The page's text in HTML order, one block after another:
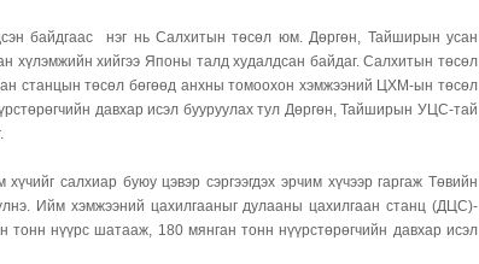
байдгаас нэг нь Салхитын төсөл юм. Дөргөн, Тайширын усан
хүлэмжийн хийгээ Японы талд худалдсан байдаг. Салхитын төсөл
станцын төсөл бөгөөд анхны томоохон хэмжээний ЦХМ-ын төсөл
давхар исэл бууруулах тул Дөргөн, Тайширын УЦС-тай
салхиар буюу цэвэр сэргээгдэх эрчим хүчээр гаргаж Төвийн
Ийм хэмжээний цахилгааныг дулааны цахилгаан станц (ДЦС)-
тонн нүүрс шатааж, 180 мянган тонн нүүрстөрөгчийн давхар исэл